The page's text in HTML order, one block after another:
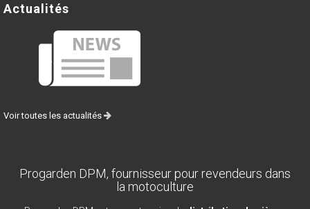
Actualités
Voir toutes les actualités
Progarden DPM, fournisseur pour revendeurs dans
la motoculture